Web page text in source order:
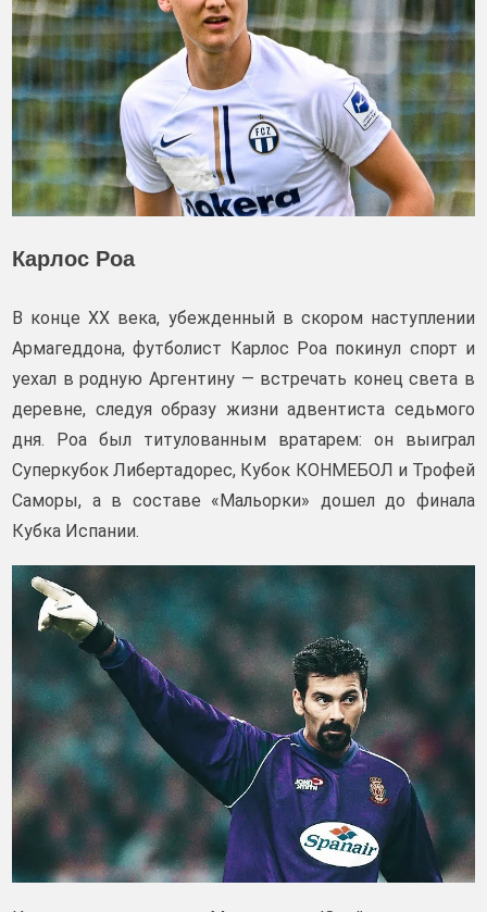
Карлос Роа
В конце ХХ века, убежденный в скором наступлении
Армагеддона, футболист Карлос Роа покинул спорт и
уехал в родную Аргентину — встречать конец света в
деревне, следуя образу жизни адвентиста седьмого
дня. Роа был титулованным вратарем: он выиграл
Суперкубок Либертадорес, Кубок КОНМЕБОЛ и Трофей
Саморы, а в составе «Мальорки» дошел до финала
Кубка Испании.